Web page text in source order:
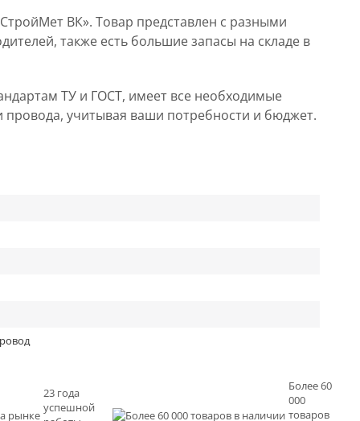
ВК». Товар представлен с разными
также есть большие запасы на складе в
ТУ и ГОСТ, имеет все необходимые
учитывая ваши потребности и бюджет.
23 года
успешной
Более 60
000
товаров